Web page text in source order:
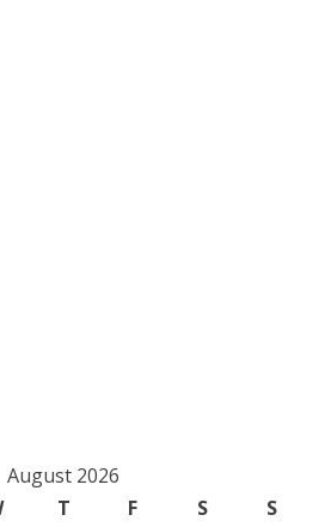
August 2026
T F S
S